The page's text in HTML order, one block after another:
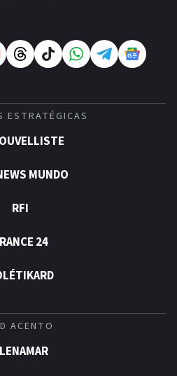
ESTRATÉGICAS
MUNDO
RFI
24
ACENTO